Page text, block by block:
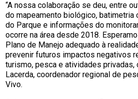
“A nossa colaboração se deu, entre
do mapeamento biológico,
do Parque e informações do
ocorre na área desde 2018.
Plano de Manejo adequado à
prevenir futuros impactos negativos
turismo, pesca e atividades privadas,
Lacerda, coordenador regional de
Vivo.